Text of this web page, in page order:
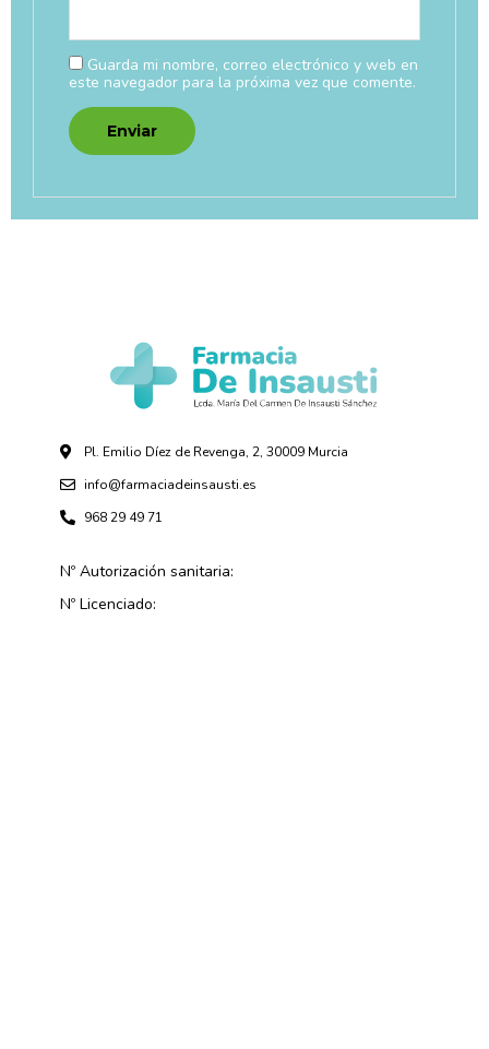
Guarda mi nombre, correo electrónico y web en
este navegador para la próxima vez que comente.
Pl. Emilio Díez de Revenga, 2, 30009 Murcia
info@farmaciadeinsausti.es
968 29 49 71
Nº Autorización sanitaria:
Nº Licenciado: